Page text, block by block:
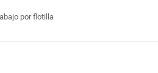
por flotilla